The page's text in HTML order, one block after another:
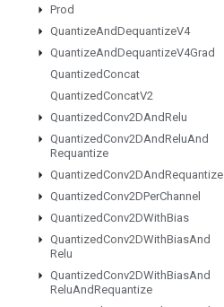
Prod
QuantizeAndDequantizeV4
QuantizeAndDequantizeV4Grad
QuantizedConcat
QuantizedConcatV2
QuantizedConv2DAndRelu
QuantizedConv2DAndReluAnd
Requantize
QuantizedConv2DAndRequantize
QuantizedConv2DPerChannel
QuantizedConv2DWithBias
QuantizedConv2DWithBiasAnd
Relu
QuantizedConv2DWithBiasAnd
ReluAndRequantize